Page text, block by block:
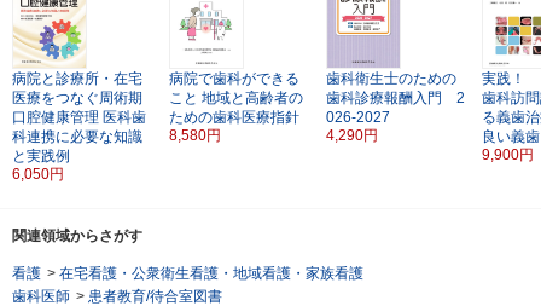
病院と診療所・在宅
医療をつなぐ周術期
口腔健康管理 医科歯
科連携に必要な知識
と実践例
6,050円
病院で歯科ができる
こと 地域と高齢者の
ための歯科医療指針
8,580円
歯科衛生士のための
歯科診療報酬入門 2
026-2027
4,290円
実践！
歯科訪
る義歯
良い義
9,900円
関連領域からさがす
看護 > 在宅看護・公衆衛生看護・地域看護・家族看護
歯科医師 > 患者教育/待合室図書